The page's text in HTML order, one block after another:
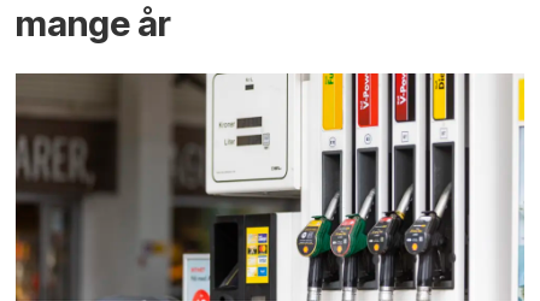
mange år